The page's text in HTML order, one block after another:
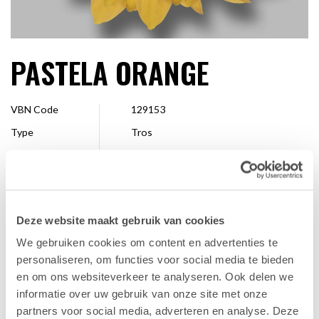
Deze website maakt gebruik van cookies
We gebruiken cookies om content en advertenties te
personaliseren, om functies voor social media te bieden
en om ons websiteverkeer te analyseren. Ook delen we
informatie over uw gebruik van onze site met onze
partners voor social media, adverteren en analyse. Deze
PASTELA ORANGE
VBN Code
129153
Type
Tros
Veredelaar
Dümmen Orange
Verkrijgbaar
Hele seizoen
FAVORIET